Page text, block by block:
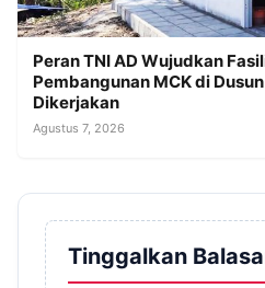
Peran TNI AD Wujudkan
Pembangunan MCK di
Dikerjakan
Agustus 7, 2026
Tinggalkan